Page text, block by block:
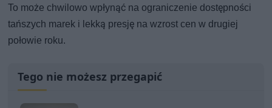
To może chwilowo wpłynąć na ograniczenie dostępności
tańszych marek i lekką presję na wzrost cen w drugiej
połowie roku.
Tego nie możesz przegapić